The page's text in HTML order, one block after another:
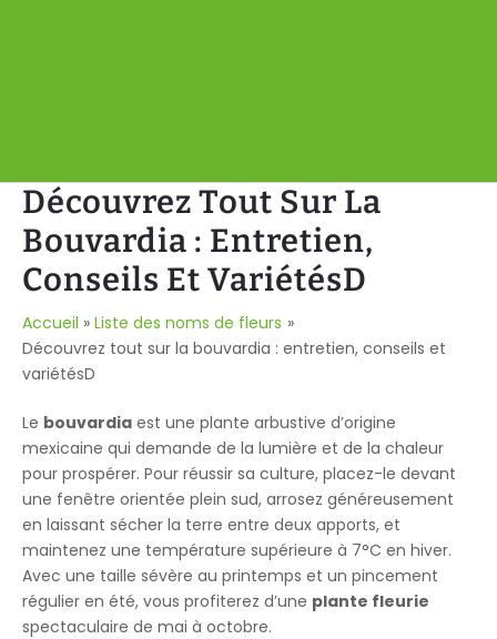
Découvrez Tout Sur La
Bouvardia : Entretien,
Conseils Et VariétésD
Accueil
Liste des noms de fleurs
Découvrez tout sur la bouvardia : entretien, conseils et
variétésD
Le bouvardia est une plante arbustive d’origine
mexicaine qui demande de la lumière et de la chaleur
pour prospérer. Pour réussir sa culture, placez-le devant
une fenêtre orientée plein sud, arrosez généreusement
en laissant sécher la terre entre deux apports, et
maintenez une température supérieure à 7°C en hiver.
Avec une taille sévère au printemps et un pincement
régulier en été, vous profiterez d’une plante fleurie
spectaculaire de mai à octobre.